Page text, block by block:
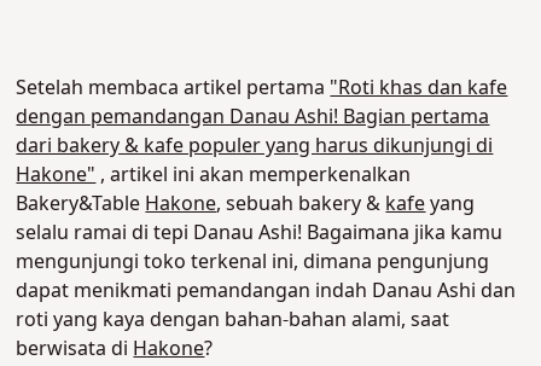
Setelah membaca artikel pertama"Roti khas dan kafe
dengan pemandangan Danau Ashi! Bagian pertama
dari bakery & kafe populer yang harus dikunjungi di
Hakone", artikel ini akan memperkenalkan
Bakery&TableHakone, sebuah bakery &kafeyang
selalu ramai di tepi Danau Ashi! Bagaimana jika kamu
mengunjungi toko terkenal ini, dimana pengunjung
dapat menikmati pemandangan indah Danau Ashi dan
roti yang kaya dengan bahan-bahan alami, saat
berwisata diHakone?